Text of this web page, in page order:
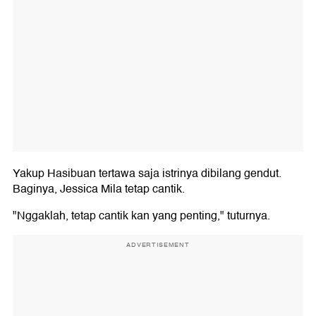
Yakup Hasibuan tertawa saja istrinya dibilang gendut.
Baginya, Jessica Mila tetap cantik.
"Nggaklah, tetap cantik kan yang penting," tuturnya.
ADVERTISEMENT